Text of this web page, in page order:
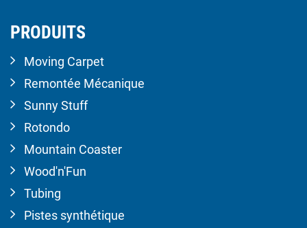
PRODUITS
Moving Carpet
Remontée Mécanique
Sunny Stuff
Rotondo
Mountain Coaster
Wood'n'Fun
Tubing
Pistes synthétique